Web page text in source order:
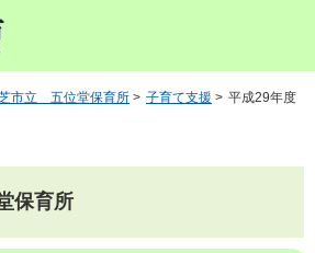
市立 五位堂保育所 > 子育て支援 > 平成29年度
保育所